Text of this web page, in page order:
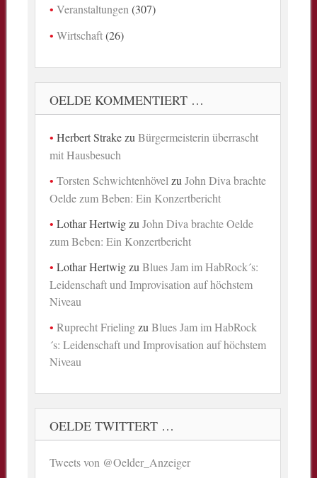
Veranstaltungen (307)
Wirtschaft(26)
OELDE KOMMENTIERT …
Herbert StrakezuBürgermeisterin überrascht
mit Hausbesuch
Torsten Schwichtenhövel zuJohn Diva brachte
Oelde zum Beben: Ein Konzertbericht
Lothar HertwigzuJohn Diva brachte Oelde
zum Beben: Ein Konzertbericht
Lothar HertwigzuBlues Jam im HabRock´s:
Leidenschaft und Improvisation auf höchstem
Niveau
Ruprecht FrielingzuBlues Jam im HabRock
´s: Leidenschaft und Improvisation auf höchstem
Niveau
OELDE TWITTERT …
Tweets von @Oelder_Anzeiger